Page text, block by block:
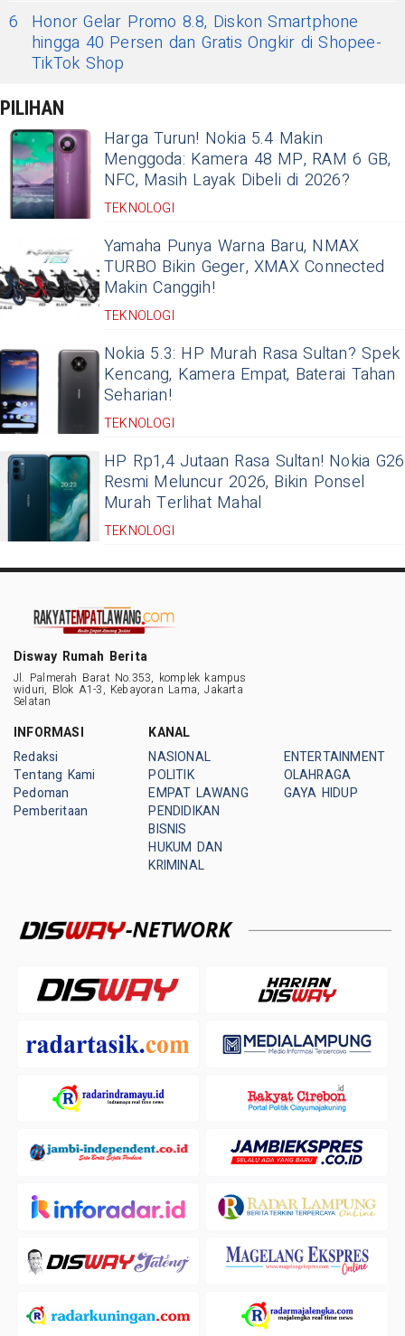
6
Honor Gelar Promo 8.8, Diskon Smartphone
hingga 40 Persen dan Gratis Ongkir di Shopee-
TikTok Shop
PILIHAN
Harga Turun! Nokia 5.4 Makin
Menggoda: Kamera 48 MP, RAM 6 GB,
NFC, Masih Layak Dibeli di 2026?
TEKNOLOGI
Yamaha Punya Warna Baru, NMAX
TURBO Bikin Geger, XMAX Connected
Makin Canggih!
TEKNOLOGI
Nokia 5.3: HP Murah Rasa Sultan? Spek
Kencang, Kamera Empat, Baterai Tahan
Seharian!
TEKNOLOGI
HP Rp1,4 Jutaan Rasa Sultan! Nokia G26
Resmi Meluncur 2026, Bikin Ponsel
Murah Terlihat Mahal
TEKNOLOGI
Disway Rumah Berita
Jl. Palmerah Barat No.353, komplek kampus
widuri, Blok A1-3, Kebayoran Lama, Jakarta
Selatan
INFORMASI
Redaksi
Tentang Kami
Pedoman
Pemberitaan
KANAL
NASIONAL
POLITIK
EMPAT LAWANG
PENDIDIKAN
BISNIS
HUKUM DAN
KRIMINAL
ENTERTAINMENT
OLAHRAGA
GAYA HIDUP